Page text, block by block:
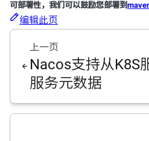
可部署性，我们可以鼓励您部署到
编辑此页
上一页
Nacos支持从K8S
服务元数据